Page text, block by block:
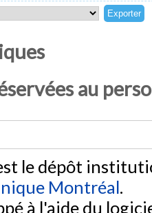
au
le dépôt
Montréal.
à l'aide du